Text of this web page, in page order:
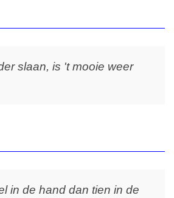
slaan, is 't mooie weer
in de hand dan tien in de